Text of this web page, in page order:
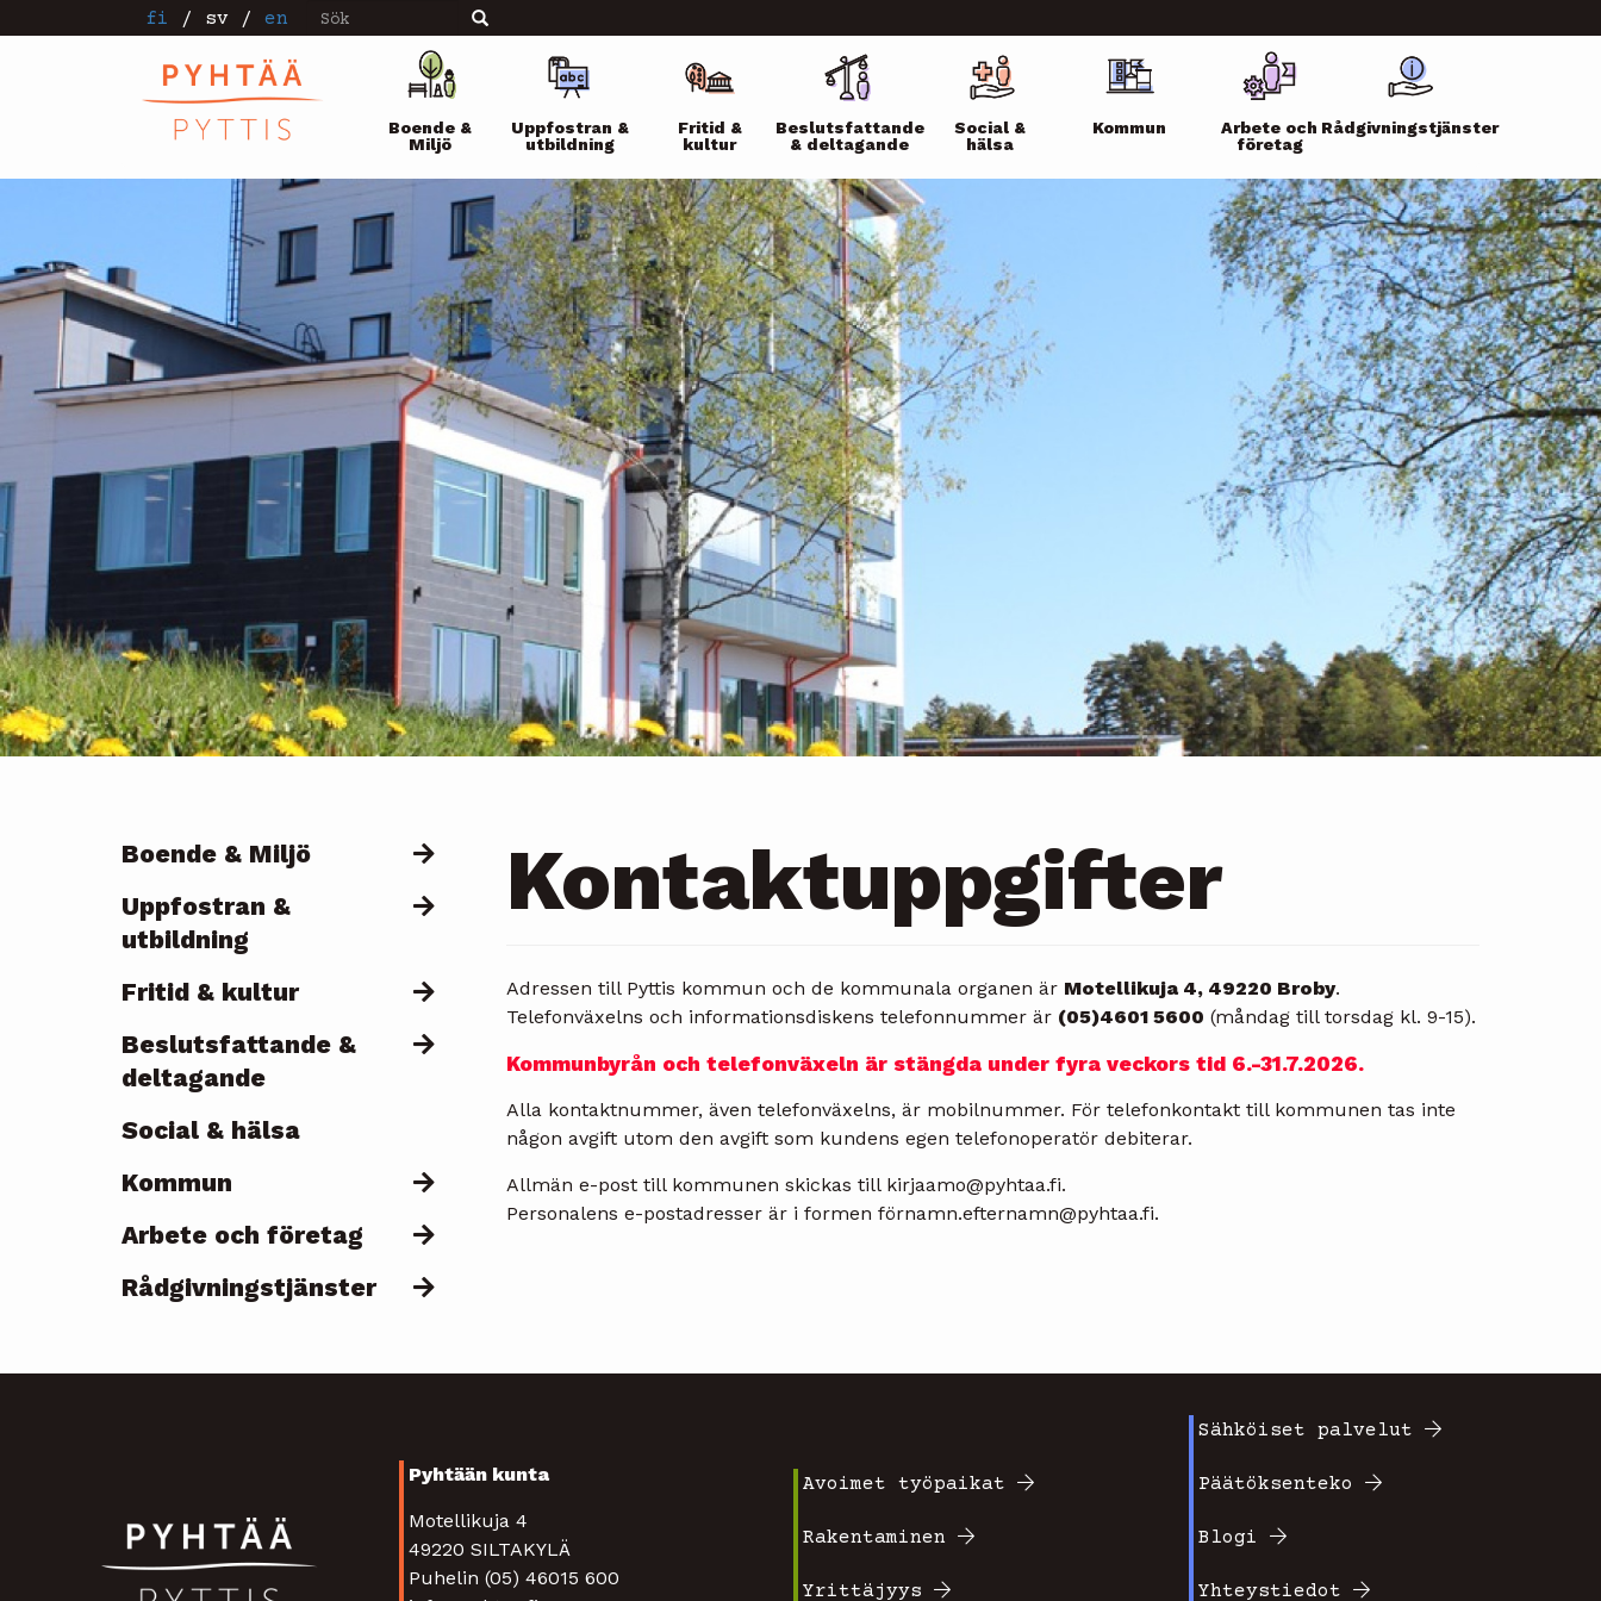
till
fi / sv / en Sök Sök
Päävalikko
Boende &
Miljö
Uppfostran &
utbildning
Fritid &
kultur
Beslutsfattande
& deltagande
Social &
hälsa
Kommun
Arbete och
företag
Rådgivningstjänster
Päävalikko
Boende & Miljö
Uppfostran &
utbildning
Fritid & kultur
Beslutsfattande &
deltagande
Social & hälsa
Kommun
Arbete och företag
Rådgivningstjänster
Kontaktuppgifter
Adressen till Pyttis kommun och de kommunala organen är Motellikuja 4, 49220 Broby.
Telefonväxelns och informationsdiskens telefonnummer är (05)4601 5600 (måndag till torsdag kl. 9-15).
Kommunbyrån och telefonväxeln är stängda under fyra veckors tid 6.-31.7.2026.
Alla kontaktnummer, även telefonväxelns, är mobilnummer. För telefonkontakt till kommunen tas inte
någon avgift utom den avgift som kundens egen telefonoperatör debiterar.
Allmän e-post till kommunen skickas till kirjaamo@pyhtaa.fi.
Personalens e-postadresser är i formen förnamn.efternamn@pyhtaa.fi.
Pyhtään kunta
Motellikuja 4
49220 SILTAKYLÄ
Puhelin (05) 46015 600
Footer
valikko
Avoimet työpaikat
Rakentaminen
Yrittäjyys
Footer
valikko
2
Sähköiset palvelut
Päätöksenteko
Blogi
Yhteystiedot